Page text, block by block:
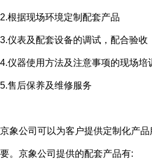
2.根据现场环境定制配套产品
3.仪表及配套设备的调试，配合验收
4.仪器使用方法及注意事项的现场培
5.售后保养及维修服务
京象公司可以为客户提供定制化产
要。京象公司提供的配套产品有: